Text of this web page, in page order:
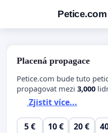
Petice.com
Placená propagace
Petice.com bude tuto
propagovat mezi 3,000
Zjistit více...
5 € 10 € 20 €